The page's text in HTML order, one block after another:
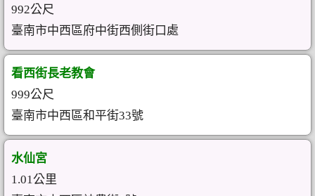
992公尺
臺南市中西區府中街西側街口處
看西街長老教會
999公尺
臺南市中西區和平街33號
水仙宮
1.01公里